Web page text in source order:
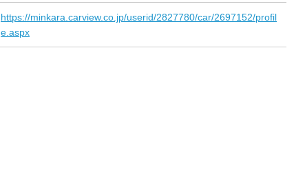
https://minkara.carview.co.jp/userid/2827780/car/2697152/profil
e.aspx